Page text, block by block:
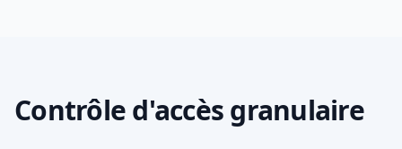
Contrôle d'accès granulaire